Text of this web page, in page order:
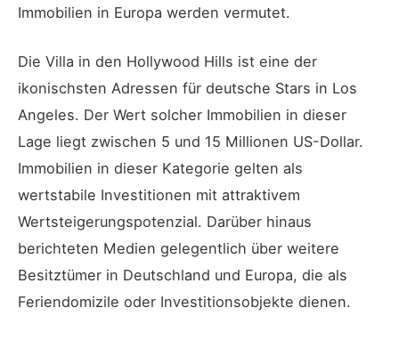
Immobilien in Europa werden vermutet.
Die Villa in den Hollywood Hills ist eine der
ikonischsten Adressen für deutsche Stars in Los
Angeles. Der Wert solcher Immobilien in dieser
Lage liegt zwischen 5 und 15 Millionen US-Dollar.
Immobilien in dieser Kategorie gelten als
wertstabile Investitionen mit attraktivem
Wertsteigerungspotenzial. Darüber hinaus
berichteten Medien gelegentlich über weitere
Besitztümer in Deutschland und Europa, die als
Feriendomizile oder Investitionsobjekte dienen.